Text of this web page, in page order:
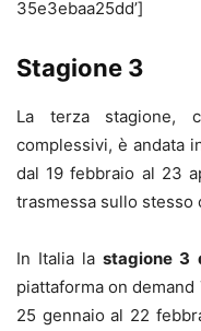
35e3ebaa25dd’]
Stagione 3
La terza stagione,
complessivi, è andata
dal 19 febbraio al 23
trasmessa sullo stesso
In Italia lastagione 3
piattaforma on
25 gennaio al 22